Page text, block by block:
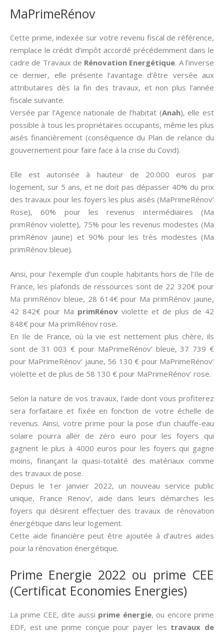
MaPrimeRénov
Cette prime, indexée sur votre revenu fiscal de référence,
remplace le crédit d’impôt accordé précédemment dans le
cadre de Travaux de Rénovation Energétique. A l’inverse
ce dernier, elle présente l’avantage d’être versée aux
attributaires dès la fin des travaux, et non plus l’année
fiscale suivante.
Versée par l’Agence nationale de l’habitat (Anah), elle est
possible à tous les propriétaires occupants, même les plus
aisés financièrement (conséquence du Plan de relance du
gouvernement pour faire face à la crise du Covid).
Elle est autorisée à hauteur de 20.000 euros par
logement, sur 5 ans, et ne doit pas dépasser 40% du prix
des travaux pour les foyers les plus aisés (MaPrimeRénov’
Rose), 60% pour les revenus intermédiaires (Ma
primRénov violette), 75% pour les revenus modestes (Ma
primRénov jaune) et 90% pour les très modestes (Ma
primRénov bleue).
Ainsi, pour l’exemple d’un couple habitants hors de l’Ile de
France, les plafonds de ressources sont de 22 320€ pour
Ma primRénov bleue, 28 614€ pour Ma primRénov jaune,
42 842€ pour Ma primRénov violette et de plus de 42
848€ pour Ma primRénov rose.
En Ile de France, où la vie est nettement plus chère, ils
sont de 31 003 € pour MaPrimeRénov’ bleue, 37 739 €
pour MaPrimeRénov’ jaune, 56 130 € pour MaPrimeRénov’
violette et de plus de 58 130 € pour MaPrimeRénov’ rose.
Selon la nature de vos travaux, l’aide dont vous profiterez
sera forfaitaire et fixée en fonction de votre échelle de
revenus. Ainsi, votre prime pour la pose d’un chauffe-eau
solaire pourra aller de zéro euro pour les foyers qui
gagnent le plus à 4000 euros pour les foyers qui gagne
moins, finançant la quasi-totalité des matériaux comme
des travaux de pose.
Depuis le 1er janvier 2022, un nouveau service public
unique, France Renov’, aide dans leurs démarches les
foyers qui désirent effectuer des travaux de rénovation
énergétique dans leur logement.
Cette aide financière peut être ajoutée à d’autres aides
pour la rénovation énergétique.
Prime Energie 2022 ou prime CEE
(Certificat Economies Energies)
La prime CEE, dite aussi­ prime énergie, ou encore prime
EDF, est une prime conçue pour payer les travaux de